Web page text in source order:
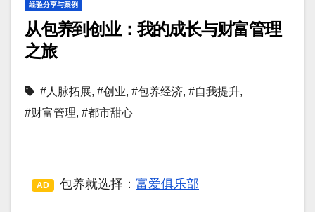
经验分享与案例
从包养到创业：我的成长与财富管理
之旅
#人脉拓展, #创业, #包养经济, #自我提升,
#财富管理, #都市甜心
AD 包养就选择： 富爱俱乐部